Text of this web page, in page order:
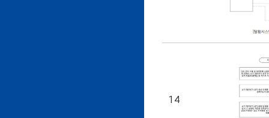
14